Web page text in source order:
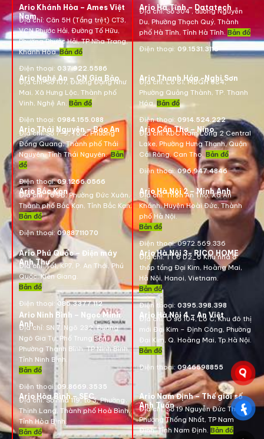
Ario Khánh Hòa – Ames Việt
Nam
Địa chỉ: Căn 5H (Tầng trệt) CT3,
VCN Phước Hải, Đường Tố Hữu,
Phường Phước Hải, TP Nha Trang,
Khánh Hòa.Bản đồ
Điện thoại: 037.922.5586
Ario Hà Tĩnh – Datatech
Địa chỉ:Số 304 , đường Nguyễn
Du, Phường Thạch Quý, Thành
phố Hà Tĩnh, Tỉnh Hà Tĩnh.Bản đồ
Điện thoại: 09.1531.3116
Ario Nghệ An – CN Gia Bảo
Địa chỉ:Số 107, Đường Đặng Như
Mai, Xã Hưng Lộc, Thành phố
Vinh, Nghệ An. Bản đồ
Điện thoại: 0984.155.088
Ario Thanh Hóa -Nghi Sơn
Địa chỉ: Lô 81, MBQH 584,
Phường Quảng Thành, TP. Thanh
Hóa.Bản đồ
Điện thoại: 0914.524.222
Ario Thái Nguyên – Bảo An
Địa chỉ: Số 7-9, Tổ 2, Phường
Đồng Quang, Thành phố Thái
Nguyên, Tỉnh Thái Nguyên.Bản
đồ
Điện thoại:09.1266.0566
Ario Cần Thơ – Nino
Địa chỉ:KDC Nam Long 2 Central
Lake, Phường Hưng Thạnh, Quận
Cái Răng, Can Tho. Bản đồ
Điện thoại:096.947.4846
Ario Bắc Kạn
Địa chỉ:Tổ 9B, Phường Đức Xuân,
Thành phố Bắc Kạn, Tỉnh Bắc Kạn.
Bản đồ
Điện thoại: 0988711070
Ario Hà Nội 2 – Minh Anh
Địa chỉ:Thôn An Thọ, Xã An
Khánh, Huyện Hoài Đức, Thành
phố Hà Nội.
Bản đồ
Điện thoại:0972.569.336
Ario Phú Quốc – Điện máy
Anh Thư
Địa chỉ:Tổ1, KP7, P. An Thới, Phú
Quốc, Kiên Giang.
Bản đồ
Điện thoại: 085.3377.112
Ario Hà Nội 3- RICO HOME
Địa chỉ: TT 6 D2_6 Khu nhà ở
thấp tầng Đại Kim, Hoàng Mai,
Hà Nội, Hanoi, Vietnam.
Bản đồ
Điện thoại: 0395.398.398
Ario Ninh Bình – Ngọc Minh
Anh
Địa chỉ: SN 7, Ngõ 232, Đường
Ngô Gia Tự, Phố Trung Sơn,
Phường Thanh Bình, TP Ninh Bình,
Tỉnh Ninh Bình.
Bản đồ
Điện thoại:09.8669.3535
Ario Hà Nội 4 – An Việt
Địa chỉ:Ô số 104, Lô C, Khu đô thị
mới Đại Kim – Định Công, Phường
Đại Kim, Q. Hoàng Mai, Tp.Hà Nội.
Bản đồ
Điện thoại: 0946598855
Ario Hòa Bình – SEC
Địa chỉ:Số nhà 119, tổ 3, Phường
Thịnh Lang, Thành phố Hoà Bình,
Tỉnh Hòa Bình.
Bản đồ
Ario Nam Định – Thế giới số
Anh Tuấn
Địa chỉ:Số 19 Nguyễn Đức Thuận ,
Phường Thống Nhất, TP Nam
Định, Tỉnh Nam Định. Bản đồ